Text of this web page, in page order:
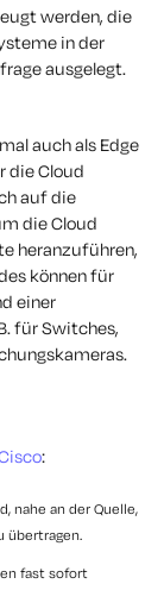
werden, die
in der
ausgelegt.
auch als Edge
die Cloud
auf die
die Cloud
heranzuführen,
können für
einer
für Switches,
:
nahe an der Quelle,
übertragen.
fast sofort